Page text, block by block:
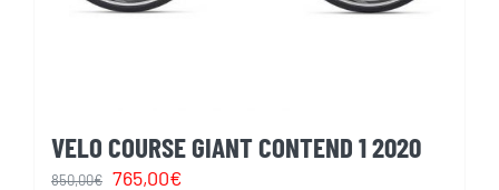
VELO COURSE GIANT CONTEND 1 2020
850,00€ Le
765,00€Le